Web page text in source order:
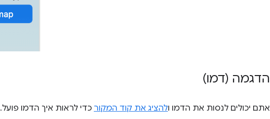
הדגמה (דמו)
אתם יכולים לנסות את הדמו ולהציג את קוד המקור כדי לראות איך הדמו פועל.